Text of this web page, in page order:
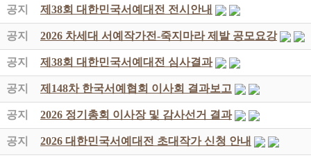
공지 제38회 대한민국서예대전 전시안내
공지 2026 차세대 서예작가전-죽지마라 제발 공모요강
공지 제38회 대한민국서예대전 심사결과
공지 제148차 한국서예협회 이사회 결과보고
공지 2026 정기총회 이사장 및 감사선거 결과
공지 2026 대한민국서예대전 초대작가 신청 안내